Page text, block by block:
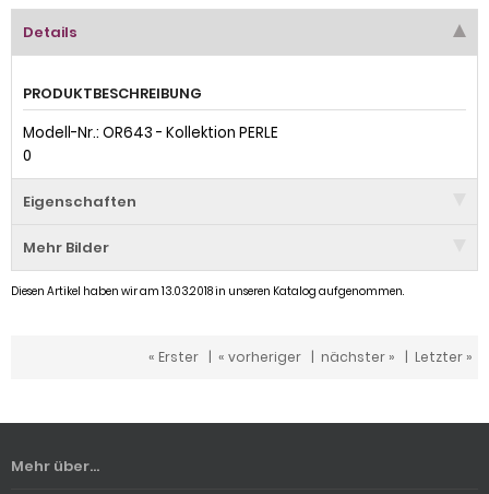
Details
PRODUKTBESCHREIBUNG
Modell-Nr.: OR643 - Kollektion PERLE
0
Eigenschaften
Mehr Bilder
Diesen Artikel haben wir am 13.03.2018 in unseren Katalog aufgenommen.
« Erster | « vorheriger | nächster » | Letzter »
Mehr über...